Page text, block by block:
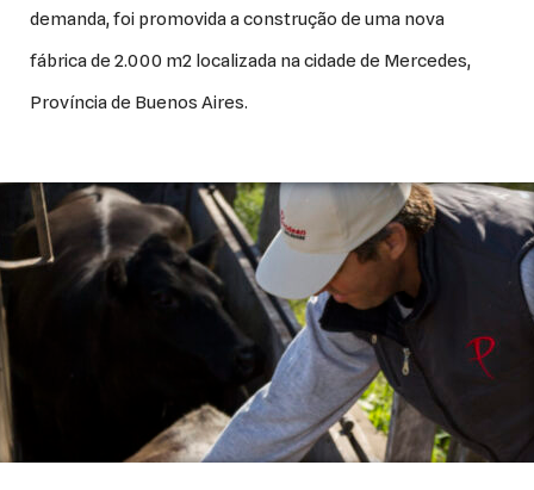
demanda, foi promovida a construção de uma nova
fábrica de 2.000 m2 localizada na cidade de Mercedes,
Província de Buenos Aires.